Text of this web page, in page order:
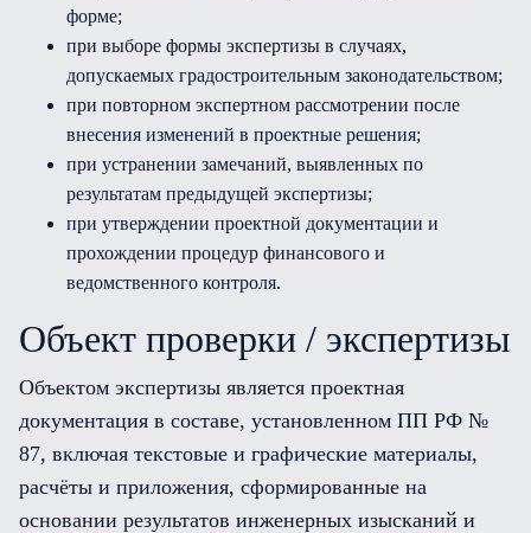
форме;
при выборе формы экспертизы в случаях,
допускаемых градостроительным законодательством;
при повторном экспертном рассмотрении после
внесения изменений в проектные решения;
при устранении замечаний, выявленных по
результатам предыдущей экспертизы;
при утверждении проектной документации и
прохождении процедур финансового и
ведомственного контроля.
Объект проверки / экспертизы
Объектом экспертизы является проектная
документация в составе, установленном ПП РФ №
87, включая текстовые и графические материалы,
расчёты и приложения, сформированные на
основании результатов инженерных изысканий и